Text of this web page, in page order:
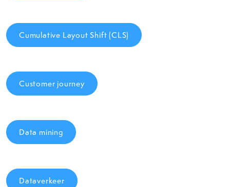
Cumulative Layout Shift (CLS)
Customer journey
Data mining
Dataverkeer